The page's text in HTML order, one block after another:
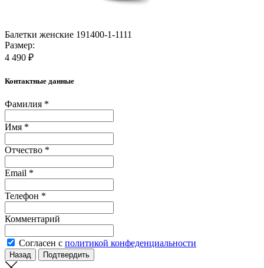
Балетки женские 191400-1-1111
Размер:
4 490 ₽
Контактные данные
Фамилия *
Имя *
Отчество *
Email *
Телефон *
Комментарий
Согласен с политикой конфеденциальности
Назад Подтвердить